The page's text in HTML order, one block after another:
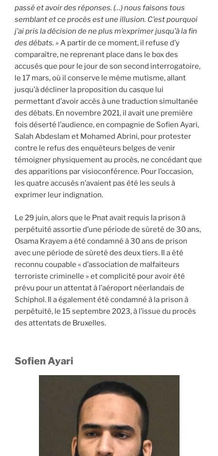
passé et avoir des réponses. (…) nous faisons tous
semblant et ce procès est une illusion. C’est pourquoi
j’ai pris la décision de ne plus m’exprimer jusqu’à la fin
des débats. » A partir de ce moment, il refuse d’y
comparaître, ne reprenant place dans le box des
accusés que pour le jour de son second interrogatoire,
le 17 mars, où il conserve le même mutisme, allant
jusqu’à décliner la proposition du casque lui
permettant d’avoir accès à une traduction simultanée
des débats. En novembre 2021, il avait une première
fois déserté l’audience, en compagnie de Sofien Ayari,
Salah Abdeslam et Mohamed Abrini, pour protester
contre le refus des enquêteurs belges de venir
témoigner physiquement au procès, ne concédant que
des apparitions par visioconférence. Pour l’occasion,
les quatre accusés n’avaient pas été les seuls à
exprimer leur indignation.
Le 29 juin, alors que le Pnat avait requis la prison à
perpétuité assortie d’une période de sûreté de 30 ans,
Osama Krayem a été condamné à 30 ans de prison
avec une période de sûreté des deux tiers. Il a été
reconnu coupable « d’association de malfaiteurs
terroriste criminelle » et complicité pour avoir été
prévu pour un attentat à l’aéroport néerlandais de
Schiphol. Il a également été condamné à la prison à
perpétuité, le 15 septembre 2023, à l’issue du procès
des attentats de Bruxelles.
Sofien Ayari